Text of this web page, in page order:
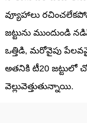
వ్యూహాలు
జట్టును ముందుండి
ఒత్తిడి, మరోవైపు
అతనికి టీ20 జట్టులో
వెల్లువెత్తుతున్నాయి.